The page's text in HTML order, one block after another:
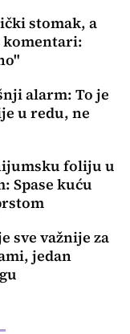
stomak, a
komentari:
alarm: To je
u redu, ne
foliju u
Spase kuću
sve važnije za
jedan